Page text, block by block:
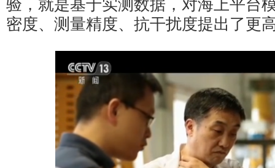
验，就是基于实测数据，对海上平台
密度、测量精度、抗干扰度提出了更